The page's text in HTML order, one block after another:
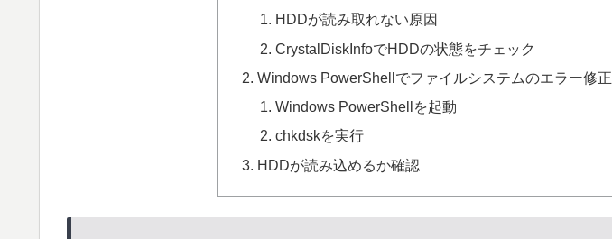
HDDが読み取れない原因
CrystalDiskInfoでHDDの状態をチェック
Windows PowerShellでファイルシステムのエラー修正
Windows PowerShellを起動
chkdskを実行
HDDが読み込めるか確認